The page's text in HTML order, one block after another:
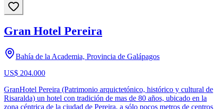
Gran Hotel Pereira
Bahía de la Academia, Provincia de Galápagos
US$ 204.000
GranHotel Pereira (Patrimonio arquictetónico, histórico y cultural de
Risaralda) un hotel con tradición de mas de 80 años, ubicado en la
zona céntrica de la ciudad de Pereira, a sólo pocos metros de centros